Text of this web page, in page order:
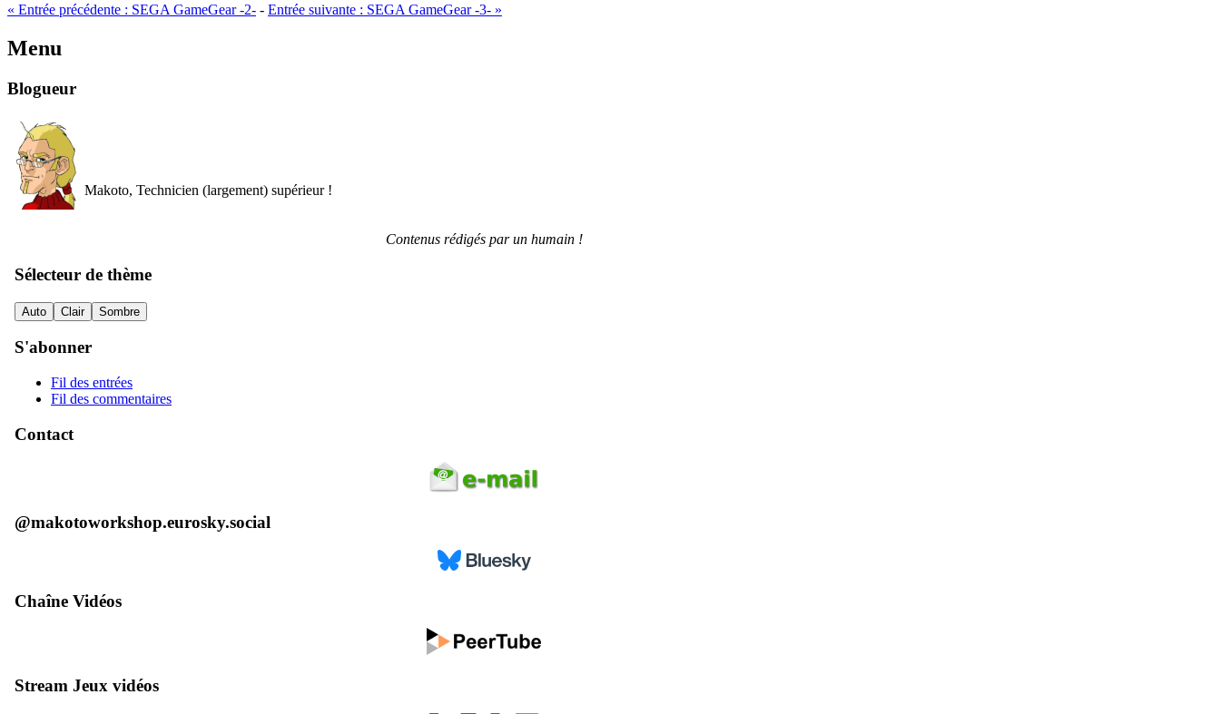
« Entrée précédente : SEGA GameGear -2- - Entrée suivante : SEGA GameGear -3- »
Menu
Blogueur
Makoto, Technicien (largement) supérieur !
Contenus rédigés par un humain !
Sélecteur de thème
Auto Clair Sombre
S'abonner
Fil des entrées
Fil des commentaires
Contact
@makotoworkshop.eurosky.social
Chaîne Vidéos
Stream Jeux vidéos